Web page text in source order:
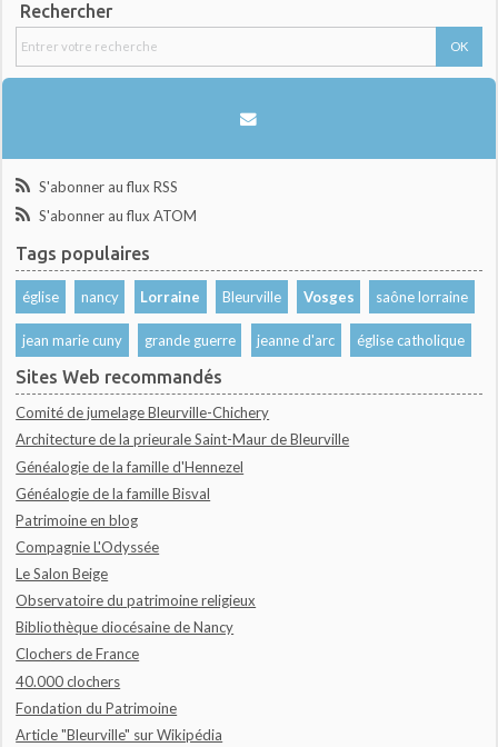
Rechercher
S'abonner au flux RSS
S'abonner au flux ATOM
Tags populaires
église nancy Lorraine Bleurville Vosges saône lorraine
jean marie cuny grande guerre jeanne d'arc église catholique
Sites Web recommandés
Comité de jumelage Bleurville-Chichery
Architecture de la prieurale Saint-Maur de Bleurville
Généalogie de la famille d'Hennezel
Généalogie de la famille Bisval
Patrimoine en blog
Compagnie L'Odyssée
Le Salon Beige
Observatoire du patrimoine religieux
Bibliothèque diocésaine de Nancy
Clochers de France
40.000 clochers
Fondation du Patrimoine
Article "Bleurville" sur Wikipédia